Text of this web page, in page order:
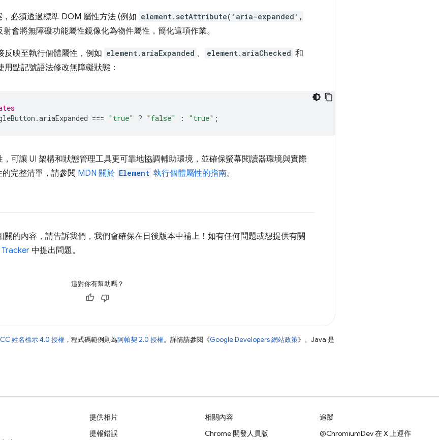
必須透過標準 DOM 屬性方法 (例如 element.setAttribute('aria-expanded',
會將無障礙功能屬性鏡像化為物件屬性，簡化這項作業。
反映至執行個體屬性，例如 element.ariaExpanded 、 element.ariaChecked 和
用點記號語法修改無障礙狀態：
.ariaExpanded === "true" ? "false" : "true" ;
可讓 UI 架構和狀態管理工具更可靠地協調輔助環境，並確保螢幕閱讀器環境與實際
完整清單，請參閱 MDN 關於 Element 執行個體屬性的指南。
關的內容，請告訴我們，我們會確保在日後版本中補上！如有任何問題或想提供有關
Tracker中提出問題。
這對你有幫助嗎？
姓名標示 4.0 授權 ，程式碼範例則為阿帕契 2.0 授權。詳情請參閱《Google Developers 網站政策》。Java 是
提供相片
提報錯誤
相關內容
Chrome 開發人員版
追蹤
@ChromiumDev 在 X 上運作